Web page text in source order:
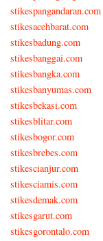
stikespangandaran.com
stikesacehbarat.com
stikesbadung.com
stikesbanggai.com
stikesbangka.com
stikesbanyumas.com
stikesbekasi.com
stikesblitar.com
stikesbogor.com
stikesbrebes.com
stikescianjur.com
stikesciamis.com
stikesdemak.com
stikesgarut.com
stikesgorontalo.com